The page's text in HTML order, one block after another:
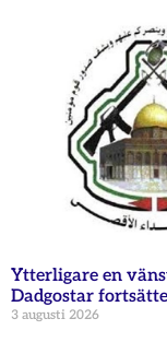
Ytterligare en
Dadgostar
3 augusti 2026